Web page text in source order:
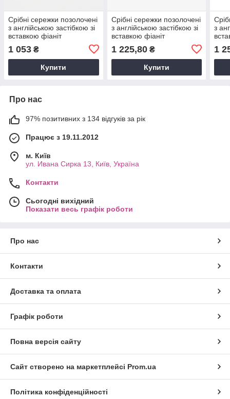
Срібні сережки позолочені
з англійською застібкою зі
вставкою фіаніт
1 053 ₴
Купити
Срібні сережки позолочені
з англійською застібкою зі
вставкою фіаніт
1 225,80₴
Купити
з
1
Про нас
97% позитивних з 134 відгуків за рік
Працює з 19.11.2012
м. Київ
ул. Ивана Сирка 13, Київ, Україна
Контакти
Сьогодні вихідний
Показати весь графік роботи
Про нас
Контакти
Доставка та оплата
Графік роботи
Повна версія сайту
Сайт створено на маркетплейсі Prom.ua
Політика конфіденційності